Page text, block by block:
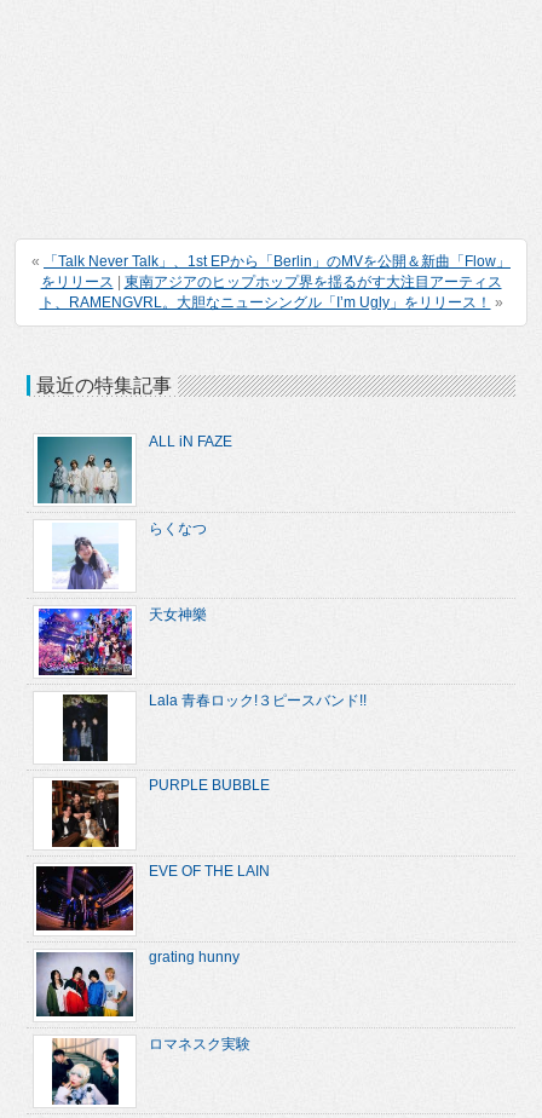
«
「Talk Never Talk」、1st EPから「Berlin」のMVを公開＆新曲「Flow」
をリリース
東南アジアのヒップホップ界を揺るがす大注目アーティス
ト、RAMENGVRL。大胆なニューシングル「I’m Ugly」をリリース！ »
最近の特集記事
ALL iN FAZE
らくなつ
天女神樂
Lala 青春ロック!３ピースバンド!!
PURPLE BUBBLE
EVE OF THE LAIN
grating hunny
ロマネスク実験